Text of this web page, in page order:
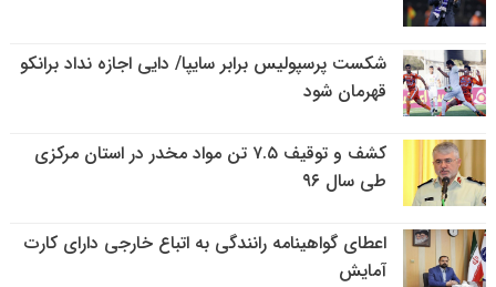
شکست پرسپولیس برابر سایپا/ دایی اجازه نداد برانکو
قهرمان شود
کشف و توقیف ۷.۵ تن مواد مخدر در استان مرکزی
طی سال ۹۶
اعطای گواهینامه رانندگی به اتباع خارجی دارای کارت
آمایش